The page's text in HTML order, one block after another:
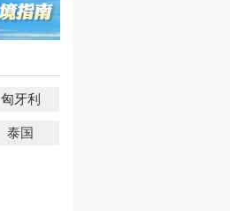
匈牙利
泰国